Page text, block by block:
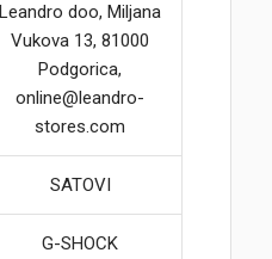
Leandro doo, Miljana
Vukova 13, 81000
Podgorica,
online@leandro-
stores.com
SATOVI
G-SHOCK